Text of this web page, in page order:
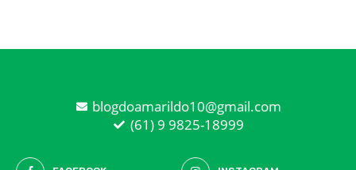
blogdoamarildo10@gmail.com
(61) 9 9825-18999